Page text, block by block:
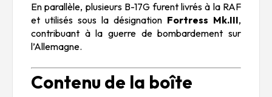
En parallèle, plusieurs B-17G furent livrés à la RAF
et utilisés sous la désignation Fortress Mk.III,
contribuant à la guerre de bombardement sur
l’Allemagne.
Contenu de la boîte